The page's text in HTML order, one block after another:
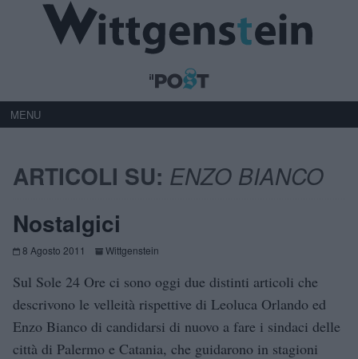
MENU
ARTICOLI SU: ENZO BIANCO
Nostalgici
8 Agosto 2011 Wittgenstein
Sul Sole 24 Ore ci sono oggi due distinti articoli che
descrivono le velleità rispettive di Leoluca Orlando ed
Enzo Bianco di candidarsi di nuovo a fare i sindaci delle
città di Palermo e Catania, che guidarono in stagioni